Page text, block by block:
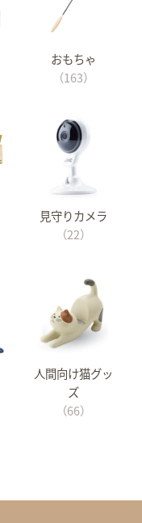
おもちゃ
（163）
見守りカメラ
（22）
人間向け猫グッ
ズ
（66）